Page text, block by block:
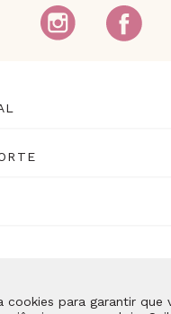
cookies para garantir que